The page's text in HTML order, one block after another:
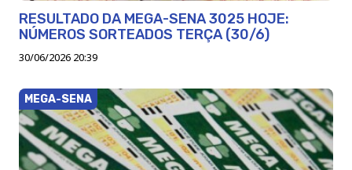
RESULTADO DA MEGA-SENA 3025 HOJE:
NÚMEROS SORTEADOS TERÇA (30/6)
30/06/2026 20:39
MEGA-SENA